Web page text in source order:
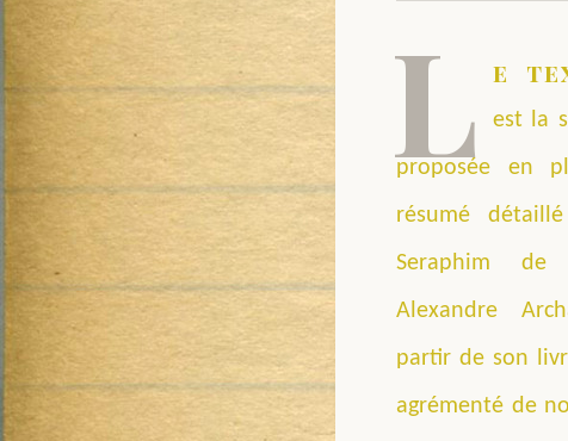
L e
est la
proposée en
résumé
Seraphim
Alexandre
partir de son
agrémenté de